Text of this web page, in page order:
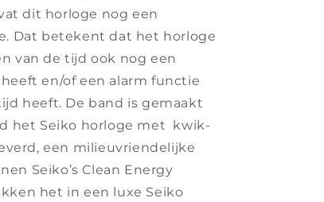
dit horloge nog een
Dat betekent dat het horloge
van de tijd ook nog een
en/of een alarm functie
heeft. De band is gemaakt
het Seiko horloge met kwik-
een milieuvriendelijke
Seiko’s Clean Energy
het in een luxe Seiko